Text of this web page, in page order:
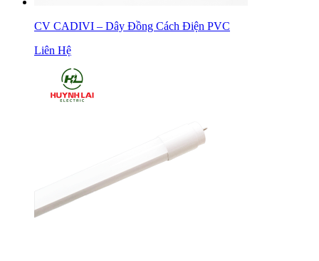
CV CADIVI – Dây Đồng Cách Điện PVC
Liên Hệ